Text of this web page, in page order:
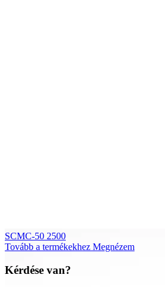
SCMC-50 2500
Tovább a termékekhez Megnézem
Kérdése van?